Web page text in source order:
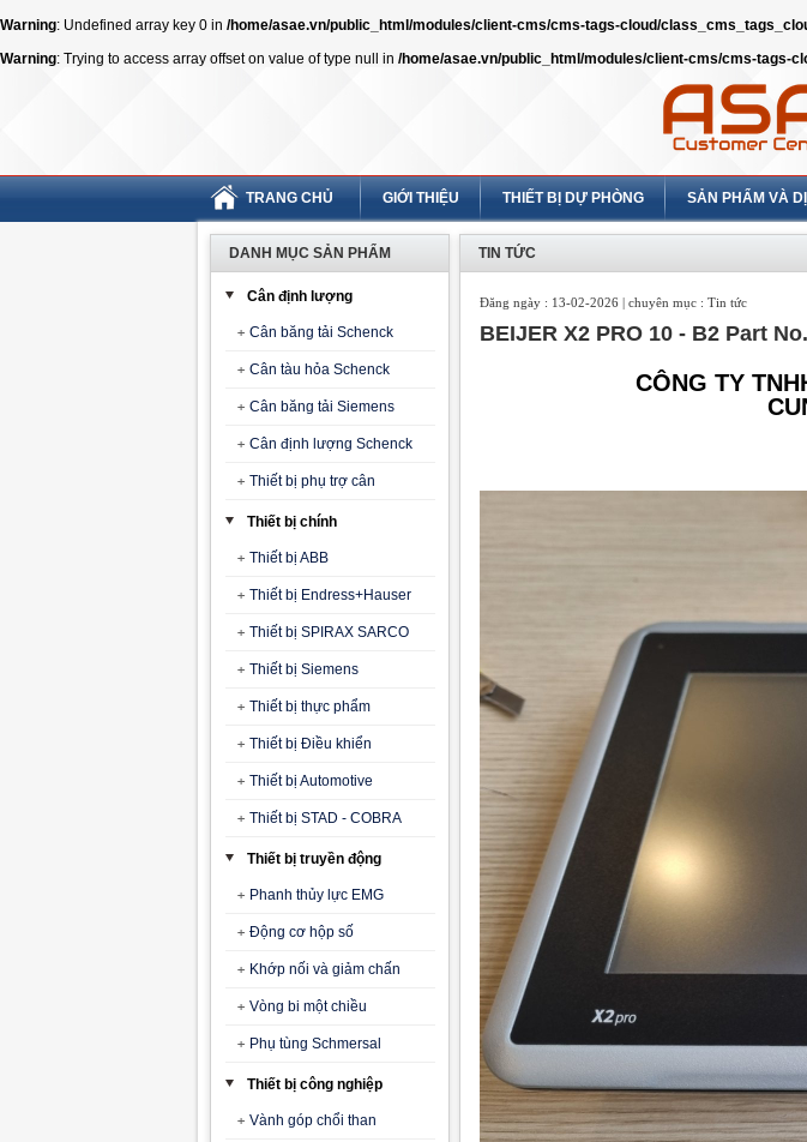
Warning: Undefined array key 0 in /home/asae.vn/public_html/modules/client-cms/cms-tags-cloud/
Warning: Trying to access array offset on value of type null in /home/asae.vn/public_html/modules/client-cms/cms-tags-
TRANG CHỦ GIỚI THIỆU THIẾT BỊ DỰ PHÒNG SẢN PHẨM VÀ
DANH MỤC SẢN PHẨM
Cân định lượng
Cân băng tải Schenck
Cân tàu hỏa Schenck
Cân băng tải Siemens
Cân định lượng Schenck
Thiết bị phụ trợ cân
Thiết bị chính
Thiết bị ABB
Thiết bị Endress+Hauser
Thiết bị SPIRAX SARCO
Thiết bị Siemens
Thiết bị thực phẩm
Thiết bị Điều khiển
Thiết bị Automotive
Thiết bị STAD - COBRA
Thiết bị truyền động
Phanh thủy lực EMG
Động cơ hộp số
Khớp nối và giảm chấn
Vòng bi một chiều
Phụ tùng Schmersal
Thiết bị công nghiệp
Vành góp chổi than
TIN TỨC
Đăng ngày : 13-02-2026 | chuyên mục : Tin tức
BEIJER X2 PRO 10 - B2 Part
CÔNG TY